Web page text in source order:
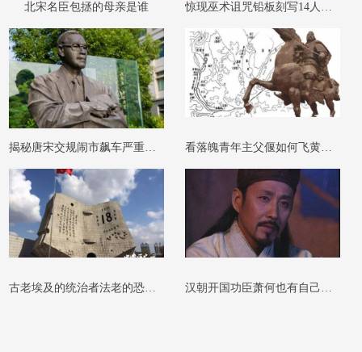
北宋名臣包拯的母亲是谁 惊现巫术诅咒铅板刻写14人姓名
揭秘唐宋交规闹市飙车严重者可判流放 看落魄青年主父偃如何飞黄腾达一年升官
古老埃及的统治者法老的恐怖绝命诅咒 汉朝开国功臣萧何也有自己无奈自污以表